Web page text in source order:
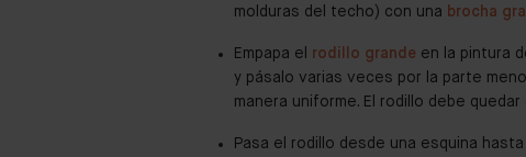
molduras del techo) con una brocha
Empapa el rodillo grande en la pintura
y pásalo varias veces por la parte
manera uniforme. El rodillo debe
Pasa el rodillo desde una esquina